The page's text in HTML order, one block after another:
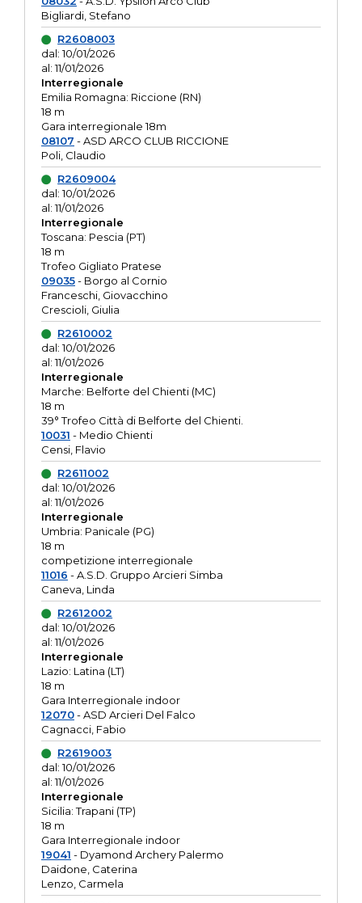
Bigliardi, Stefano
R2608003
dal: 10/01/2026
al: 11/01/2026
Interregionale
Emilia Romagna: Riccione (RN)
18 m
Gara interregionale 18m
08107 - ASD ARCO CLUB RICCIONE
Poli, Claudio
R2609004
dal: 10/01/2026
al: 11/01/2026
Interregionale
Toscana: Pescia (PT)
18 m
Trofeo Gigliato Pratese
09035- Borgo al Cornio
Franceschi, Giovacchino
Crescioli, Giulia
R2610002
dal: 10/01/2026
al: 11/01/2026
Interregionale
Marche: Belforte del Chienti (MC)
18 m
39° Trofeo Città di Belforte del Chienti.
10031 - Medio Chienti
Censi, Flavio
R2611002
dal: 10/01/2026
al: 11/01/2026
Interregionale
Umbria: Panicale (PG)
18 m
competizione interregionale
11016 - A.S.D. Gruppo Arcieri Simba
Caneva, Linda
R2612002
dal: 10/01/2026
al: 11/01/2026
Interregionale
Lazio: Latina (LT)
18 m
Gara Interregionale indoor
12070- ASD Arcieri Del Falco
Cagnacci, Fabio
R2619003
dal: 10/01/2026
al: 11/01/2026
Interregionale
Sicilia: Trapani (TP)
18 m
Gara Interregionale indoor
19041 - Dyamond Archery Palermo
Daidone, Caterina
Lenzo, Carmela